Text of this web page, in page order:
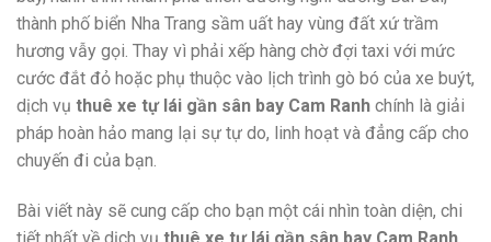
thành phố biển Nha Trang sầm uất hay vùng đất xứ trầm
hương vẫy gọi. Thay vì phải xếp hàng chờ đợi taxi với mức
cước đắt đỏ hoặc phụ thuộc vào lịch trình gò bó của xe buýt,
dịch vụ thuê xe tự lái gần sân bay Cam Ranh chính là giải
pháp hoàn hảo mang lại sự tự do, linh hoạt và đẳng cấp cho
chuyến đi của bạn.
Bài viết này sẽ cung cấp cho bạn một cái nhìn toàn diện, chi